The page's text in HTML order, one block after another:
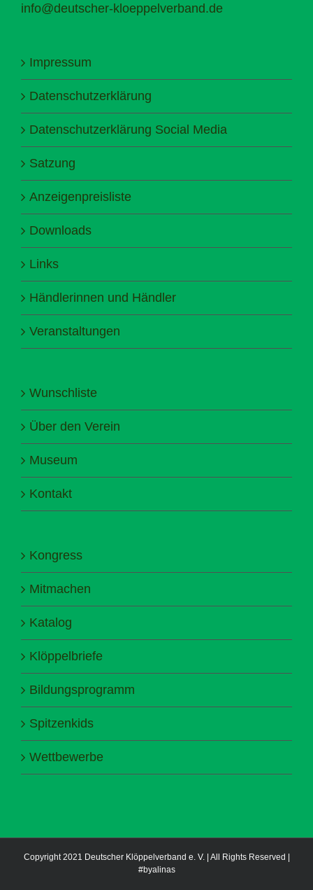
info@deutscher-kloeppelverband.de
Impressum
Datenschutzerklärung
Datenschutzerklärung Social Media
Satzung
Anzeigenpreisliste
Downloads
Links
Händlerinnen und Händler
Veranstaltungen
Wunschliste
Über den Verein
Museum
Kontakt
Kongress
Mitmachen
Katalog
Klöppelbriefe
Bildungsprogramm
Spitzenkids
Wettbewerbe
Copyright 2021 Deutscher Klöppelverband e. V. | All Rights Reserved |
#byalinas